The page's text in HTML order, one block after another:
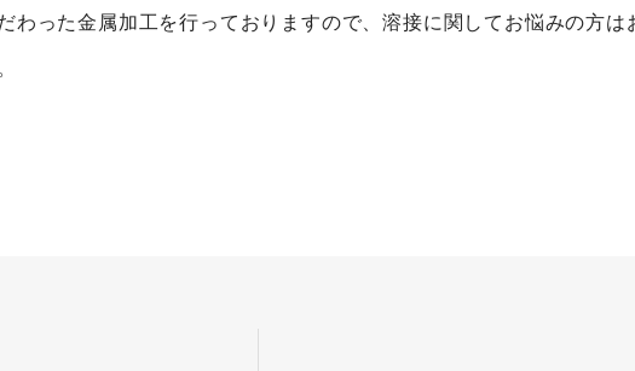
わった金属加工を行っておりますので、溶接に関してお悩みの方は